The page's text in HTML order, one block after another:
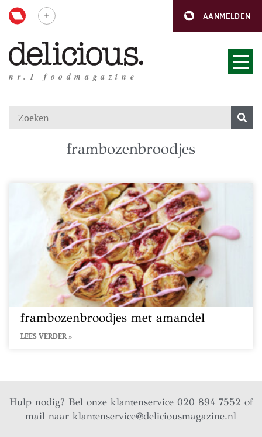
AANMELDEN
nr.1 foodmagazine
frambozenbroodjes
frambozenbroodjes met amandel
LEES VERDER »
Hulp nodig? Bel onze klantenservice 020 894 7552 of
mail naarklantenservice@deliciousmagazine.nl